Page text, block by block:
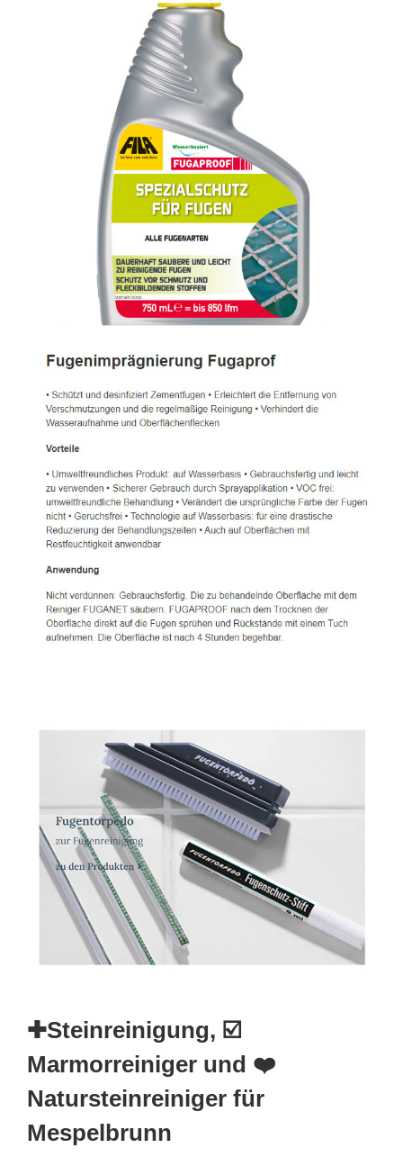
✚Steinreinigung, ☑️
Marmorreiniger und ❤️
Natursteinreiniger für
Mespelbrunn